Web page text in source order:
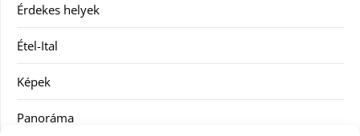
Érdekes helyek
Étel-Ital
Képek
Panoráma